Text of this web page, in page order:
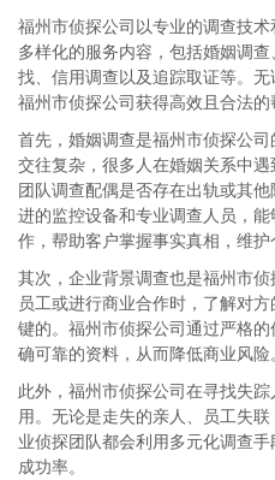
福州市侦探公司以专业的调查技
多样化的服务内容，包括婚姻调
找、信用调查以及追踪取证等。
福州市侦探公司获得高效且合法的
首先，婚姻调查是福州市侦探公
交往复杂，很多人在婚姻关系中
团队调查配偶是否存在出轨或其
进的监控设备和专业调查人员，
作，帮助客户掌握事实真相，维护
其次，企业背景调查也是福州市
员工或进行商业合作时，了解对
键的。福州市侦探公司通过严格
确可靠的资料，从而降低商业风险
此外，福州市侦探公司在寻找失
用。无论是走失的亲人、员工失
业侦探团队都会利用多元化调查
成功率。